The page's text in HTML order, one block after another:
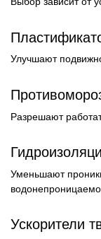
Улучшают
Разрешают
Уменьшают
Ускорители